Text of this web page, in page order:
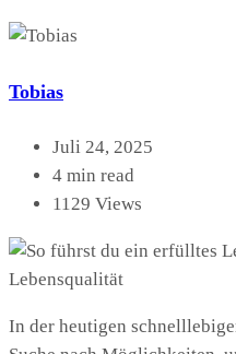
Tobias
Juli 24, 2025
4 min read
1129 Views
In der heutigen